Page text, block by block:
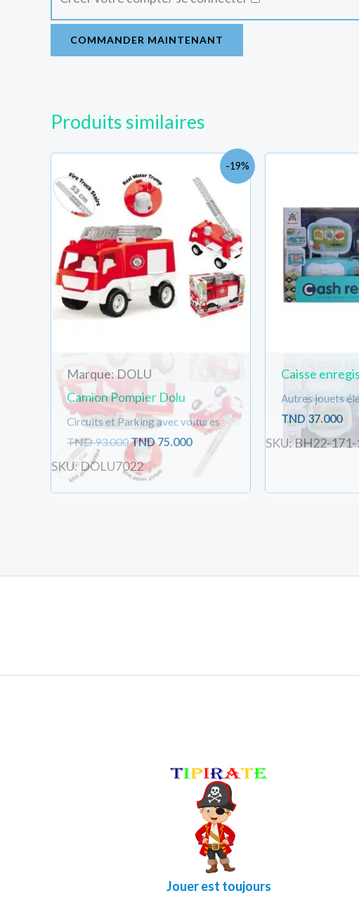
COMMANDER MAINTENANT
Produits similaires
-19%
Marque: DOLU
Camion Pompier Dolu
Circuits et Parking avec voitures
TND93.000
prix
initial
était :
TND
93.000.
TND75.000
prix
actuel
est :
TND
75.000.
SKU: DOLU7022
Caisse
Autres jouets
TND 37.000
SKU: BH22-
Jouer est toujours